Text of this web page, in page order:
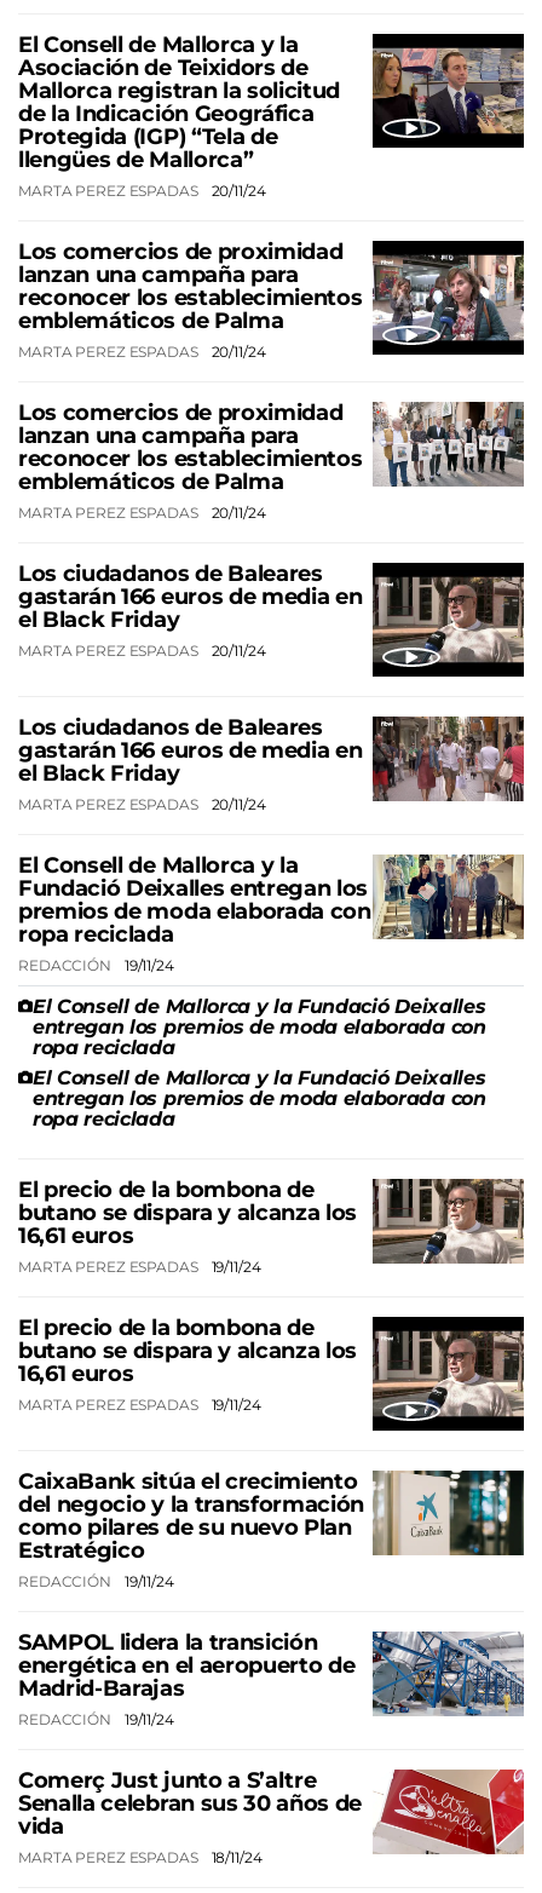
El Consell de Mallorca y la
Asociación de Teixidors de
Mallorca registran la solicitud
de la Indicación Geográfica
Protegida (IGP) “Tela de
llengües de Mallorca”
MARTA PEREZ ESPADAS 20/11/24
Los comercios de proximidad
lanzan una campaña para
reconocer los establecimientos
emblemáticos de Palma
MARTA PEREZ ESPADAS 20/11/24
Los comercios de proximidad
lanzan una campaña para
reconocer los establecimientos
emblemáticos de Palma
MARTA PEREZ ESPADAS 20/11/24
Los ciudadanos de Baleares
gastarán 166 euros de media en
el Black Friday
MARTA PEREZ ESPADAS 20/11/24
Los ciudadanos de Baleares
gastarán 166 euros de media en
el Black Friday
MARTA PEREZ ESPADAS 20/11/24
El Consell de Mallorca y la
Fundació Deixalles entregan los
premios de moda elaborada con
ropa reciclada
REDACCIÓN 19/11/24
El Consell de Mallorca y la Fundació Deixalles
entregan los premios de moda elaborada con
ropa reciclada
El Consell de Mallorca y la Fundació Deixalles
entregan los premios de moda elaborada con
ropa reciclada
El precio de la bombona de
butano se dispara y alcanza los
16,61 euros
MARTA PEREZ ESPADAS 19/11/24
El precio de la bombona de
butano se dispara y alcanza los
16,61 euros
MARTA PEREZ ESPADAS 19/11/24
CaixaBank sitúa el crecimiento
del negocio y la transformación
como pilares de su nuevo Plan
Estratégico
REDACCIÓN 19/11/24
SAMPOL lidera la transición
energética en el aeropuerto de
Madrid-Barajas
REDACCIÓN 19/11/24
Comerç Just junto a S’altre
Senalla celebran sus 30 años de
vida
MARTA PEREZ ESPADAS 18/11/24